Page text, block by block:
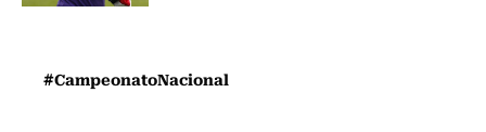
#CampeonatoNacional